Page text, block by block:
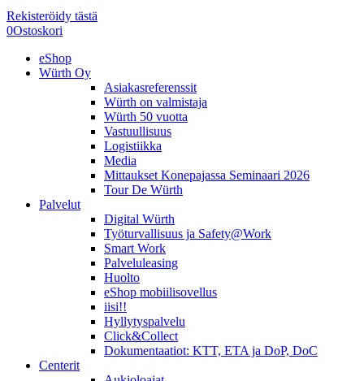
Rekisteröidy tästä
0Ostoskori
eShop
Würth Oy
Asiakasreferenssit
Würth on valmistaja
Würth 50 vuotta
Vastuullisuus
Logistiikka
Media
Mittaukset Konepajassa Seminaari 2026
Tour De Würth
Palvelut
Digital Würth
Työturvallisuus ja Safety@Work
Smart Work
Palveluleasing
Huolto
eShop mobiilisovellus
iisi!!
Hyllytyspalvelu
Click&Collect
Dokumentaatiot: KTT, ETA ja DoP, DoC
Centerit